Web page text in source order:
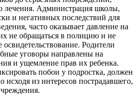
лечения. Администрация школы,
и негативных последствий для
часто оказывает давление на
не обращаться в полицию и не
Родители
уговоры направлены на
и ущемление прав их ребенка.
побои у подростка, должен
исходя из интересов пострадавшего,